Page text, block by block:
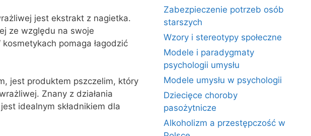
jest ekstrakt z nagietka.
ze względu na swoje
pomaga łagodzić
jest produktem pszczelim, który
Znany z działania
idealnym składnikiem dla
Zabezpieczenie potrzeb osób
starszych
Wzory i stereotypy społeczne
Modele i paradygmaty
psychologii umysłu
Modele umysłu w psychologii
Dziecięce choroby
pasożytnicze
Alkoholizm a przestępczość w